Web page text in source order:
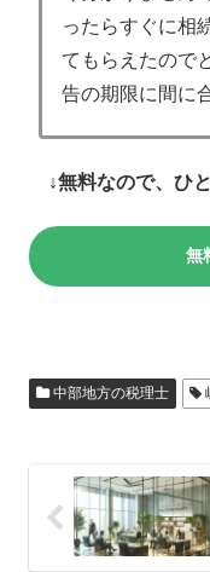
ったらすぐに相
てもらえたので
告の期限に間に
↓無料なので、ひ
無
中部地方の税理士